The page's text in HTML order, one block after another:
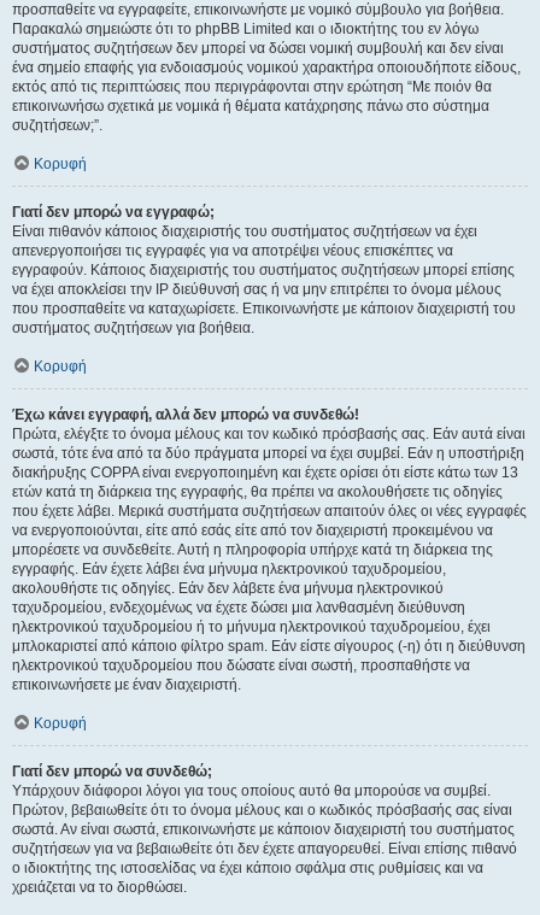
προσπαθείτε να εγγραφείτε, επικοινωνήστε με νομικό σύμβουλο για βοήθεια.
Παρακαλώ σημειώστε ότι το phpBB Limited και ο ιδιοκτήτης του εν λόγω
συστήματος συζητήσεων δεν μπορεί να δώσει νομική συμβουλή και δεν είναι
ένα σημείο επαφής για ενδοιασμούς νομικού χαρακτήρα οποιουδήποτε είδους,
εκτός από τις περιπτώσεις που περιγράφονται στην ερώτηση “Με ποιόν θα
επικοινωνήσω σχετικά με νομικά ή θέματα κατάχρησης πάνω στο σύστημα
συζητήσεων;”.
Κορυφή
Γιατί δεν μπορώ να εγγραφώ;
Είναι πιθανόν κάποιος διαχειριστής του συστήματος συζητήσεων να έχει
απενεργοποιήσει τις εγγραφές για να αποτρέψει νέους επισκέπτες να
εγγραφούν. Κάποιος διαχειριστής του συστήματος συζητήσεων μπορεί επίσης
να έχει αποκλείσει την IP διεύθυνσή σας ή να μην επιτρέπει το όνομα μέλους
που προσπαθείτε να καταχωρίσετε. Επικοινωνήστε με κάποιον διαχειριστή του
συστήματος συζητήσεων για βοήθεια.
Κορυφή
Έχω κάνει εγγραφή, αλλά δεν μπορώ να συνδεθώ!
Πρώτα, ελέγξτε το όνομα μέλους και τον κωδικό πρόσβασής σας. Εάν αυτά είναι
σωστά, τότε ένα από τα δύο πράγματα μπορεί να έχει συμβεί. Εάν η υποστήριξη
διακήρυξης COPPA είναι ενεργοποιημένη και έχετε ορίσει ότι είστε κάτω των 13
ετών κατά τη διάρκεια της εγγραφής, θα πρέπει να ακολουθήσετε τις οδηγίες
που έχετε λάβει. Μερικά συστήματα συζητήσεων απαιτούν όλες οι νέες εγγραφές
να ενεργοποιούνται, είτε από εσάς είτε από τον διαχειριστή προκειμένου να
μπορέσετε να συνδεθείτε. Αυτή η πληροφορία υπήρχε κατά τη διάρκεια της
εγγραφής. Εάν έχετε λάβει ένα μήνυμα ηλεκτρονικού ταχυδρομείου,
ακολουθήστε τις οδηγίες. Εάν δεν λάβετε ένα μήνυμα ηλεκτρονικού
ταχυδρομείου, ενδεχομένως να έχετε δώσει μια λανθασμένη διεύθυνση
ηλεκτρονικού ταχυδρομείου ή το μήνυμα ηλεκτρονικού ταχυδρομείου, έχει
μπλοκαριστεί από κάποιο φίλτρο spam. Εάν είστε σίγουρος (-η) ότι η διεύθυνση
ηλεκτρονικού ταχυδρομείου που δώσατε είναι σωστή, προσπαθήστε να
επικοινωνήσετε με έναν διαχειριστή.
Κορυφή
Γιατί δεν μπορώ να συνδεθώ;
Υπάρχουν διάφοροι λόγοι για τους οποίους αυτό θα μπορούσε να συμβεί.
Πρώτον, βεβαιωθείτε ότι το όνομα μέλους και ο κωδικός πρόσβασής σας είναι
σωστά. Αν είναι σωστά, επικοινωνήστε με κάποιον διαχειριστή του συστήματος
συζητήσεων για να βεβαιωθείτε ότι δεν έχετε απαγορευθεί. Είναι επίσης πιθανό
ο ιδιοκτήτης της ιστοσελίδας να έχει κάποιο σφάλμα στις ρυθμίσεις και να
χρειάζεται να το διορθώσει.